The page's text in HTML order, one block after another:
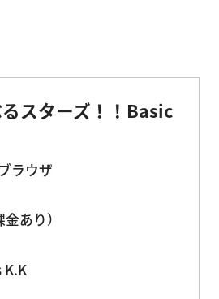
スターズ！！Basic
ラウザ
あり）
K.K